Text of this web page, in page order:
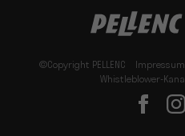
©Copyright PELLENC Impressum
Whistleblower-Kanal